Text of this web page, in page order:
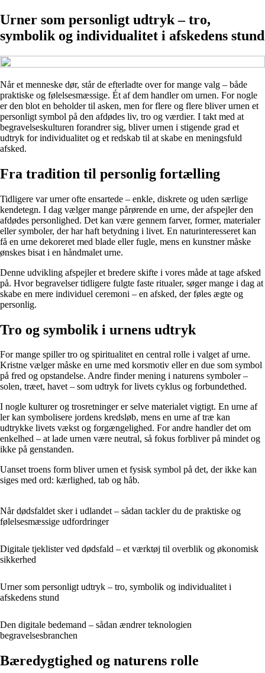
Urner som personligt udtryk – tro,
symbolik og individualitet i afskedens stund
Når et menneske dør, står de efterladte over for mange valg – både
praktiske og følelsesmæssige. Ét af dem handler om urnen. For nogle
er den blot en beholder til asken, men for flere og flere bliver urnen et
personligt symbol på den afdødes liv, tro og værdier. I takt med at
begravelseskulturen forandrer sig, bliver urnen i stigende grad et
udtryk for individualitet og et redskab til at skabe en meningsfuld
afsked.
Fra tradition til personlig fortælling
Tidligere var urner ofte ensartede – enkle, diskrete og uden særlige
kendetegn. I dag vælger mange pårørende en urne, der afspejler den
afdødes personlighed. Det kan være gennem farver, former, materialer
eller symboler, der har haft betydning i livet. En naturinteresseret kan
få en urne dekoreret med blade eller fugle, mens en kunstner måske
ønskes bisat i en håndmalet urne.
Denne udvikling afspejler et bredere skifte i vores måde at tage afsked
på. Hvor begravelser tidligere fulgte faste ritualer, søger mange i dag at
skabe en mere individuel ceremoni – en afsked, der føles ægte og
personlig.
Tro og symbolik i urnens udtryk
For mange spiller tro og spiritualitet en central rolle i valget af urne.
Kristne vælger måske en urne med korsmotiv eller en due som symbol
på fred og opstandelse. Andre finder mening i naturens symboler –
solen, træet, havet – som udtryk for livets cyklus og forbundethed.
I nogle kulturer og trosretninger er selve materialet vigtigt. En urne af
ler kan symbolisere jordens kredsløb, mens en urne af træ kan
udtrykke livets vækst og forgængelighed. For andre handler det om
enkelhed – at lade urnen være neutral, så fokus forbliver på mindet og
ikke på genstanden.
Uanset troens form bliver urnen et fysisk symbol på det, der ikke kan
siges med ord: kærlighed, tab og håb.
Når dødsfaldet sker i udlandet – sådan tackler du de praktiske og
følelsesmæssige udfordringer
Digitale tjeklister ved dødsfald – et værktøj til overblik og økonomisk
sikkerhed
Urner som personligt udtryk – tro, symbolik og individualitet i
afskedens stund
Den digitale bedemand – sådan ændrer teknologien
begravelsesbranchen
Bæredygtighed og naturens rolle